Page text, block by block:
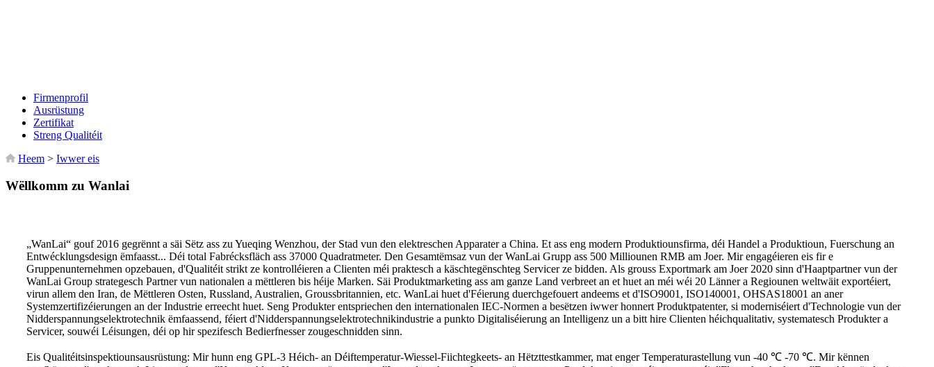
Firmenprofil
Ausrüstung
Zertifikat
Streng Qualitéit
Heem > Iwwer eis
Wëllkomm zu Wanlai
„WanLai“ gouf 2016 gegrënnt a säi Sëtz ass zu Yueqing Wenzhou, der Stad vun den elektreschen Apparater a China. Et ass eng modern Produktiounsfirma, déi Handel a Produktioun, Fuerschung an
Entwécklungsdesign ëmfaasst... Déi total Fabrécksfläch ass 37000 Quadratmeter. Den Gesamtëmsaz vun der WanLai Grupp ass 500 Milliounen RMB am Joer. Mir engagéieren eis fir e
Gruppenunternehmen opzebauen, d'Qualitéit strikt ze kontrolléieren a Clienten méi praktesch a käschtegënschteg Servicer ze bidden. Als grouss Exportmark am Joer 2020 sinn d'Haaptpartner vun der
WanLai Group strategesch Partner vun nationalen a mëttleren bis héije Marken. Säi Produktmarketing ass am ganze Land verbreet an et huet an méi wéi 20 Länner a Regiounen weltwäit exportéiert,
virun allem den Iran, de Mëttleren Osten, Russland, Australien, Groussbritannien, etc. WanLai huet d'Féierung duerchgefouert andeems et d'ISO9001, ISO140001, OHSAS18001 an aner
Systemzertifizéierungen an der Industrie erreecht huet. Seng Produkter entspriechen den internationalen IEC-Normen a besëtzen iwwer honnert Produktpatenter, si moderniséiert d'Technologie vun der
Nidderspannungselektrotechnik ëmfaassend, féiert d'Nidderspannungselektrotechnikindustrie a punkto Digitaliséierung an Intelligenz un a bitt hire Clienten héichqualitativ, systematesch Produkter a
Servicer, souwéi Léisungen, déi op hir spezifesch Bedierfnesser zougeschnidden sinn.
Eis Qualitéitsinspektiounsausrüstung: Mir hunn eng GPL-3 Héich- an Déiftemperatur-Wiessel-Fiichtegkeets- an Hëtzttestkammer, mat enger Temperaturastellung vun -40 ℃ -70 ℃. Mir kënnen